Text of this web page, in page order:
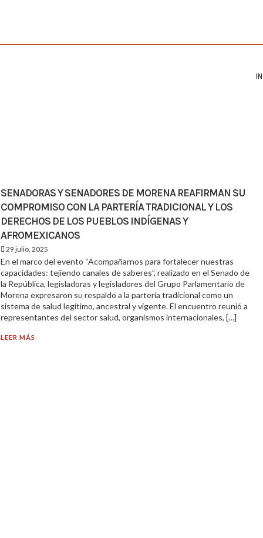
SENADORAS Y SENADORES DE MORENA REAFIRMAN SU
COMPROMISO CON LA PARTERÍA TRADICIONAL Y LOS
DERECHOS DE LOS PUEBLOS INDÍGENAS Y
AFROMEXICANOS
29 julio, 2025
En el marco del evento “Acompañarnos para fortalecer nuestras
capacidades: tejiendo canales de saberes”, realizado en el Senado de
la República, legisladoras y legisladores del Grupo Parlamentario de
Morena expresaron su respaldo a la partería tradicional como un
sistema de salud legítimo, ancestral y vigente. El encuentro reunió a
representantes del sector salud, organismos internacionales, […]
LEER MÁS